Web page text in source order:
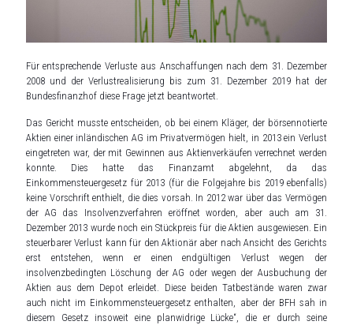
Für entsprechende Verluste aus Anschaffungen nach dem 31. Dezember
2008 und der Verlustrealisierung bis zum 31. Dezember 2019 hat der
Bundesfinanzhof diese Frage jetzt beantwortet.
Das Gericht musste entscheiden, ob bei einem Kläger, der börsennotierte
Aktien einer inländischen AG im Privatvermögen hielt, in 2013 ein Verlust
eingetreten war, der mit Gewinnen aus Aktienverkäufen verrechnet werden
konnte. Dies hatte das Finanzamt abgelehnt, da das
Einkommensteuergesetz für 2013 (für die Folgejahre bis 2019 ebenfalls)
keine Vorschrift enthielt, die dies vorsah. In 2012 war über das Vermögen
der AG das Insolvenzverfahren eröffnet worden, aber auch am 31.
Dezember 2013 wurde noch ein Stückpreis für die Aktien ausgewiesen. Ein
steuerbarer Verlust kann für den Aktionär aber nach Ansicht des Gerichts
erst entstehen, wenn er einen endgültigen Verlust wegen der
insolvenzbedingten Löschung der AG oder wegen der Ausbuchung der
Aktien aus dem Depot erleidet. Diese beiden Tatbestände waren zwar
auch nicht im Einkommensteuergesetz enthalten, aber der BFH sah in
diesem Gesetz insoweit eine planwidrige Lücke“, die er durch seine